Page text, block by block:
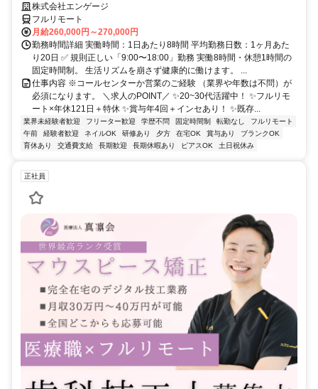
株式会社エンゲージ
フルリモート
月給260,000円～270,000円
勤務時間詳細 実働時間：1日あたり8時間 平均勤務日数：1ヶ月あた
り20日 ✅ 規則正しい「9:00〜18:00」勤務 実働8時間・休憩1時間の
固定時間制。 生活リズムを崩さず健康的に働けます。 ...
仕事内容 ※コールセンターか営業のご経験 （業界や年数は不問）が
必須になります。 ＼求人のPOINT／ ✨20~30代活躍中！ ✨フルリモ
ート×年休121日＋特休 ✨賞与年4回＋インセあり！ ✨既存...
業界未経験者歓迎 フリーター歓迎 学歴不問 固定時間制 転勤なし
フルリモート
午前
経験者歓迎 ネイルOK 研修あり 夕方 在宅OK 賞与あり
ブランクOK
育休あり
交通費支給 長期歓迎 長期休暇あり ピアスOK 土日祝休み
正社員